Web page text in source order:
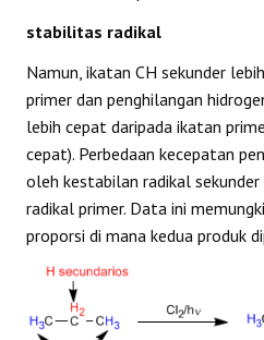
stabilitas radikal
Namun, ikatan CH sekunder
primer dan penghilangan
lebih cepat daripada ikatan
cepat). Perbedaan kecepatan
oleh kestabilan radikal sekunder
radikal primer. Data ini
proporsi di mana kedua produk